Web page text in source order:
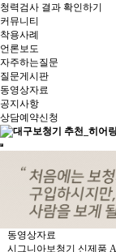
청력검사 결과 확인하기
커뮤니티
착용사례
언론보도
자주하는질문
질문게시판
동영상자료
공지사항
상담예약신청
동영상자료
시그니아보청기 신제품